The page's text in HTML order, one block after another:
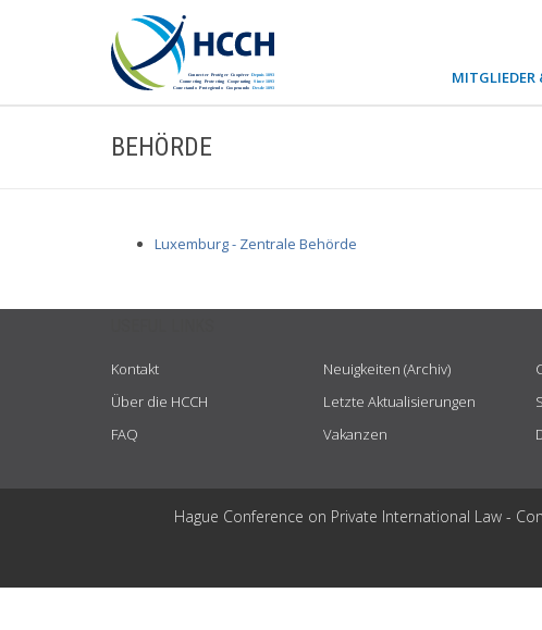
MITGLIEDER
BEHÖRDE
Luxemburg - Zentrale Behörde
Kontakt
Über die HCCH
FAQ
Neuigkeiten (Archiv)
Letzte Aktualisierungen
Vakanzen
Hague Conference on Private International Law -